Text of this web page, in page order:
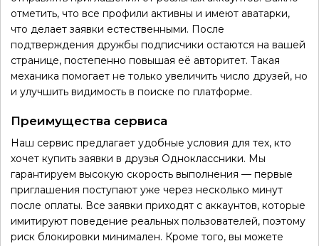
отметить, что все профили активны и имеют аватарки,
что делает заявки естественными. После
подтверждения дружбы подписчики остаются на вашей
странице, постепенно повышая её авторитет. Такая
механика помогает не только увеличить число друзей, но
и улучшить видимость в поиске по платформе.
Преимущества сервиса
Наш сервис предлагает удобные условия для тех, кто
хочет купить заявки в друзья Одноклассники. Мы
гарантируем высокую скорость выполнения — первые
приглашения поступают уже через несколько минут
после оплаты. Все заявки приходят с аккаунтов, которые
имитируют поведение реальных пользователей, поэтому
риск блокировки минимален. Кроме того, вы можете